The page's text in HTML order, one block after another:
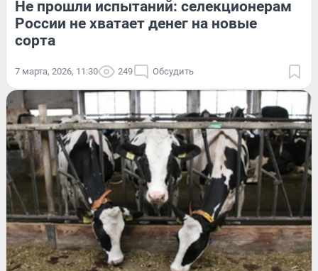
Не прошли испытаний: селекционерам
России не хватает денег на новые
сорта
7 марта, 2026, 11:30 249 Обсудить